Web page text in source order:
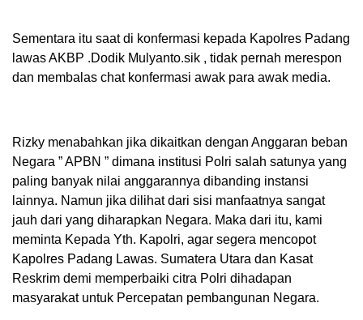
Sementara itu saat di konfermasi kepada Kapolres Padang
lawas AKBP .Dodik Mulyanto.sik , tidak pernah merespon
dan membalas chat konfermasi awak para awak media.
Rizky menabahkan jika dikaitkan dengan Anggaran beban
Negara ” APBN ” dimana institusi Polri salah satunya yang
paling banyak nilai anggarannya dibanding instansi
lainnya. Namun jika dilihat dari sisi manfaatnya sangat
jauh dari yang diharapkan Negara. Maka dari itu, kami
meminta Kepada Yth. Kapolri, agar segera mencopot
Kapolres Padang Lawas. Sumatera Utara dan Kasat
Reskrim demi memperbaiki citra Polri dihadapan
masyarakat untuk Percepatan pembangunan Negara.